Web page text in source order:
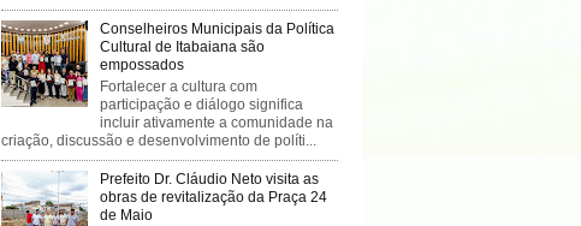
Conselheiros Municipais da Política
Cultural de Itabaiana são
empossados
Fortalecer a cultura com
participação e diálogo significa
incluir ativamente a comunidade na
criação, discussão e desenvolvimento de políti...
Prefeito Dr. Cláudio Neto visita as
obras de revitalização da Praça 24
de Maio